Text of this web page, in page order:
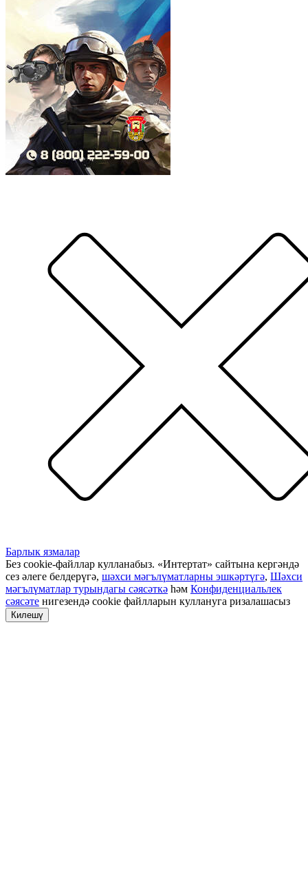
Барлык язмалар
Без cookie-файллар кулланабыз. «Интертат» сайтына кергәндә
сез әлеге белдерүгә, шәхси мәгълүматларны эшкәртүгә, Шәхси
мәгълүматлар турындагы сәясәткә һәм Конфиденциальлек
сәясәте нигезендә cookie файлларын куллануга ризалашасыз
Килешү